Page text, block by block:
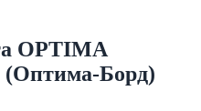
OPTIMA
(Оптима-Борд)